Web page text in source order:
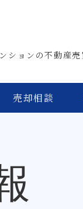
ションの不動産売
売却相談